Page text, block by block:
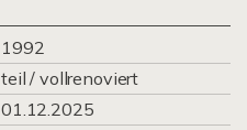
1992
teil / vollrenoviert
01.12.2025